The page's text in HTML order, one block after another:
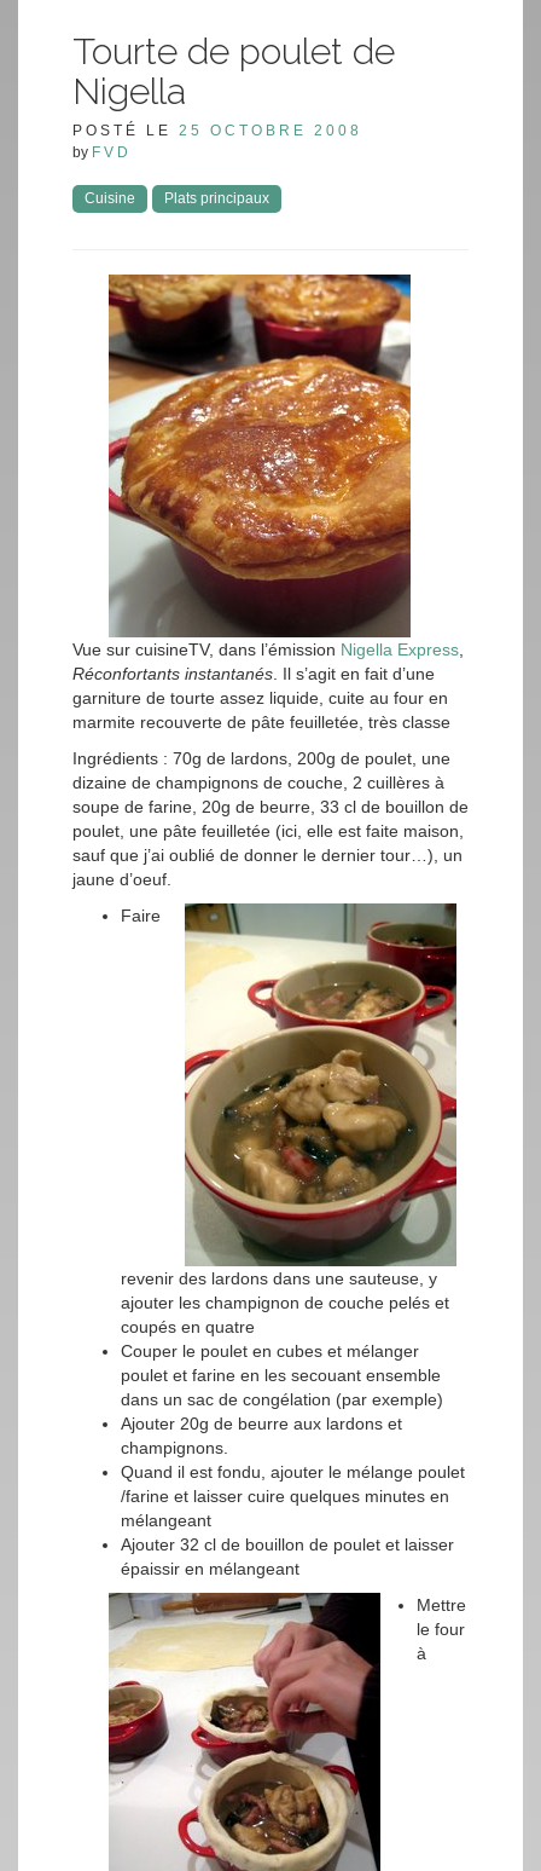
Tourte de poulet de
Nigella
POSTÉ LE 25 OCTOBRE 2008
by FVD
Cuisine Plats principaux
Vue sur cuisineTV, dans l’émission Nigella Express
Réconfortants instantanés . Il s’agit en fait d’une
garniture de tourte assez liquide, cuite au four en
marmite recouverte de pâte feuilletée, très classe
Ingrédients : 70g de lardons, 200g de poulet, une
dizaine de champignons de couche, 2 cuillères à
soupe de farine, 20g de beurre, 33 cl de bouillon de
poulet, une pâte feuilletée (ici, elle est faite maison,
sauf que j’ai oublié de donner le dernier tour…), un
jaune d’oeuf.
Faire
revenir des lardons dans une sauteuse, y
ajouter les champignon de couche pelés et
coupés en quatre
Couper le poulet en cubes et mélanger
poulet et farine en les secouant ensemble
dans un sac de congélation (par exemple)
Ajouter 20g de beurre aux lardons et
champignons.
Quand il est fondu, ajouter le mélange poulet
/farine et laisser cuire quelques minutes en
mélangeant
Ajouter 32 cl de bouillon de poulet et laisser
épaissir en mélangeant
Mettre
le four
à